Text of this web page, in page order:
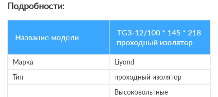
Подробности:
Название модели
TG3-12/100 * 145 * 218
проходный изолятор
Марка
Liyond
Тип
проходный изолятор
Высоковольтные